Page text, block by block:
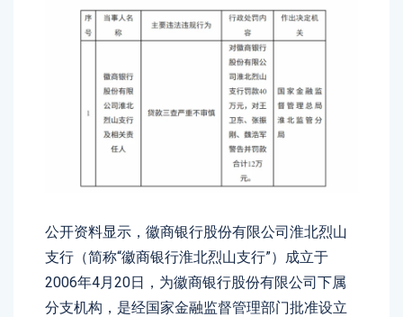
公开资料显示，徽商银行股份有限公司淮北烈山
支行（简称“徽商银行淮北烈山支行”）成立于
2006年4月20日，为徽商银行股份有限公司下属
分支机构，是经国家金融监督管理部门批准设立